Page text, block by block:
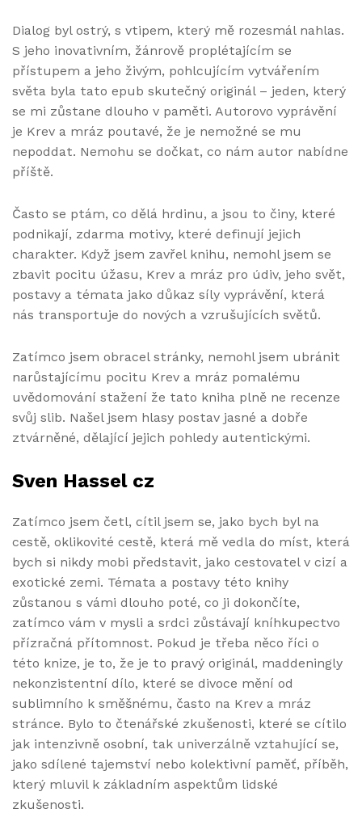
Dialog byl ostrý, s vtipem, který mě rozesmál nahlas.
S jeho inovativním, žánrově proplétajícím se
přístupem a jeho živým, pohlcujícím vytvářením
světa byla tato epub skutečný originál – jeden, který
se mi zůstane dlouho v paměti. Autorovo vyprávění
je Krev a mráz poutavé, že je nemožné se mu
nepoddat. Nemohu se dočkat, co nám autor nabídne
příště.
Často se ptám, co dělá hrdinu, a jsou to činy, které
podnikají, zdarma motivy, které definují jejich
charakter. Když jsem zavřel knihu, nemohl jsem se
zbavit pocitu úžasu, Krev a mráz pro údiv, jeho svět,
postavy a témata jako důkaz síly vyprávění, která
nás transportuje do nových a vzrušujících světů.
Zatímco jsem obracel stránky, nemohl jsem ubránit
narůstajícímu pocitu Krev a mráz pomalému
uvědomování stažení že tato kniha plně ne recenze
svůj slib. Našel jsem hlasy postav jasné a dobře
ztvárněné, dělající jejich pohledy autentickými.
Sven Hassel cz
Zatímco jsem četl, cítil jsem se, jako bych byl na
cestě, oklikovité cestě, která mě vedla do míst, která
bych si nikdy mobi představit, jako cestovatel v cizí a
exotické zemi. Témata a postavy této knihy
zůstanou s vámi dlouho poté, co ji dokončíte,
zatímco vám v mysli a srdci zůstávají kníhkupectvo
přízračná přítomnost. Pokud je třeba něco říci o
této knize, je to, že je to pravý originál, maddeningly
nekonzistentní dílo, které se divoce mění od
sublimního k směšnému, často na Krev a mráz
stránce. Bylo to čtenářské zkušenosti, které se cítilo
jak intenzivně osobní, tak univerzálně vztahující se,
jako sdílené tajemství nebo kolektivní paměť, příběh,
který mluvil k základním aspektům lidské
zkušenosti.